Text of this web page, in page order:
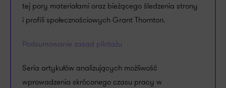
tej pory materiałami oraz bieżącego śledzenia strony
i profili społecznościowych Grant Thornton.
Podsumowanie zasad pilotażu
Seria artykułów analizujących możliwość
wprowadzenia skróconego czasu pracy w